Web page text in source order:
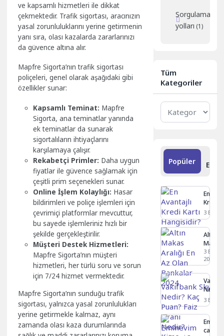
ve kapsamlı hizmetleri ile dikkat
çekmektedir. Trafik sigortası, aracınızın
yasal zorunluluklarını yerine getirmenin
yanı sıra, olası kazalarda zararlarınızı
da güvence altına alır.
Mapfre Sigorta’nın trafik sigortası
poliçeleri, genel olarak aşağıdaki gibi
özellikler sunar:
Kapsamlı Teminat: Mapfre
Sigorta, ana teminatlar yanında
ek teminatlar da sunarak
sigortalıların ihtiyaçlarını
karşılamaya çalışır.
Rekabetçi Primler: Daha uygun
fiyatlar ile güvence sağlamak için
çeşitli prim seçenekleri sunar.
Online İşlem Kolaylığı: Hasar
bildirimleri ve poliçe işlemleri için
çevrimiçi platformlar mevcuttur,
bu sayede işlemleriniz hızlı bir
şekilde gerçekleştirilir.
Müşteri Destek Hizmetleri:
Mapfre Sigorta’nın müşteri
hizmetleri, her türlü soru ve sorun
için 7/24 hizmet vermektedir.
Mapfre Sigorta’nın sunduğu trafik
sigortası, yalnızca yasal zorunlulukları
yerine getirmekle kalmaz, aynı
zamanda olası kaza durumlarında
Sorgulama
yolları (1)
Tüm
Kategoriler
Tüm
Kategoriler
Popüler
En
Kredi
3 Eylül
Altın
Makas
Aralığı
En Az
2024
3 Eylül
2024
Nedir?
Faiz
Kime
3 Eylül
caiz